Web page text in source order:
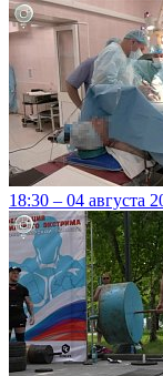
18:30 – 04 августа